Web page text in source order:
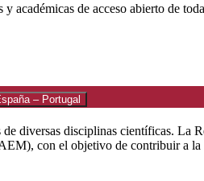
de acceso abierto de
– Portugal
diversas disciplinas científicas.
con el objetivo de contribuir a